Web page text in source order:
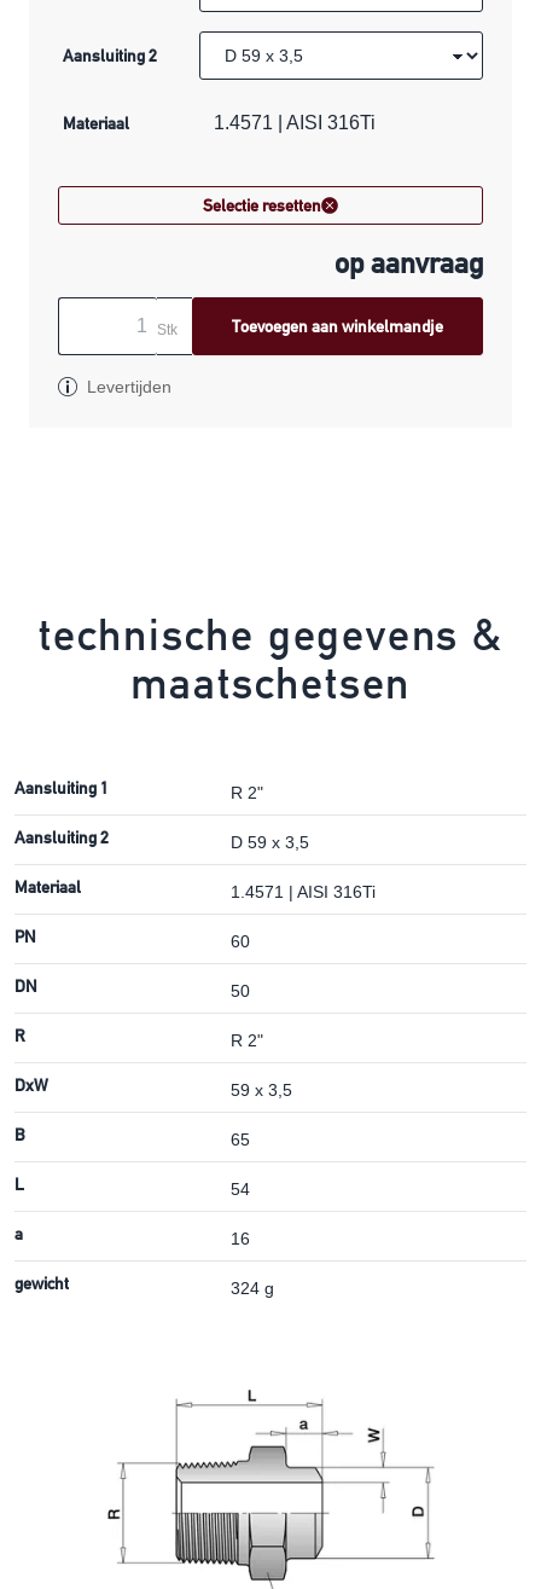
Aansluiting 2
Materiaal 1.4571 | AISI 316Ti
Selectie resetten
op aanvraag
Stk Toevoegen aan winkelmandje
Levertijden
technische gegevens &
maatschetsen
Aansluiting 1 R 2"
Aansluiting 2 D 59 x 3,5
Materiaal 1.4571 | AISI 316Ti
PN 60
DN 50
R R 2"
DxW 59 x 3,5
B 65
L 54
a 16
gewicht 324 g